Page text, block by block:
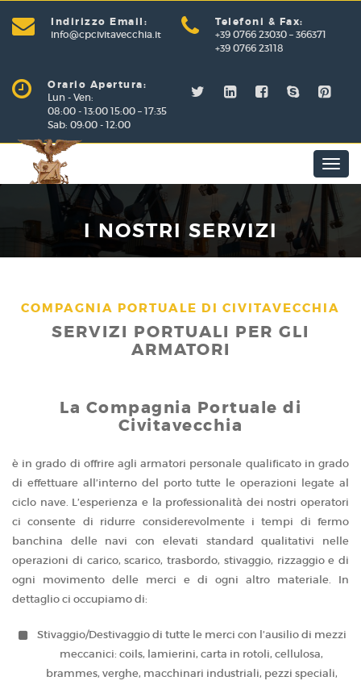
Indirizzo Email:
info@cpcivitavecchia.it
Telefoni & Fax:
+39 0766 23030 – 366371
+39 0766 23118
Orario Apertura:
Lun - Ven:
08:00 - 13:00 15:00 – 17:35
Sab: 09:00 - 12:00
I NOSTRI SERVIZI
COMPAGNIA PORTUALE DI CIVITAVECCHIA
SERVIZI PORTUALI PER GLI
ARMATORI
La Compagnia Portuale di
Civitavecchia
è in grado di offrire agli armatori personale qualificato in grado
di effettuare all’interno del porto tutte le operazioni legate al
ciclo nave. L’esperienza e la professionalità dei nostri operatori
ci consente di ridurre considerevolmente i tempi di fermo
banchina delle navi con elevati standard qualitativi nelle
operazioni di carico, scarico, trasbordo, stivaggio, rizzaggio e di
ogni movimento delle merci e di ogni altro materiale. In
dettaglio ci occupiamo di:
Stivaggio/Destivaggio di tutte le merci con l’ausilio di mezzi
meccanici: coils, lamierini, carta in rotoli, cellulosa,
brammes, verghe, macchinari industriali, pezzi speciali,